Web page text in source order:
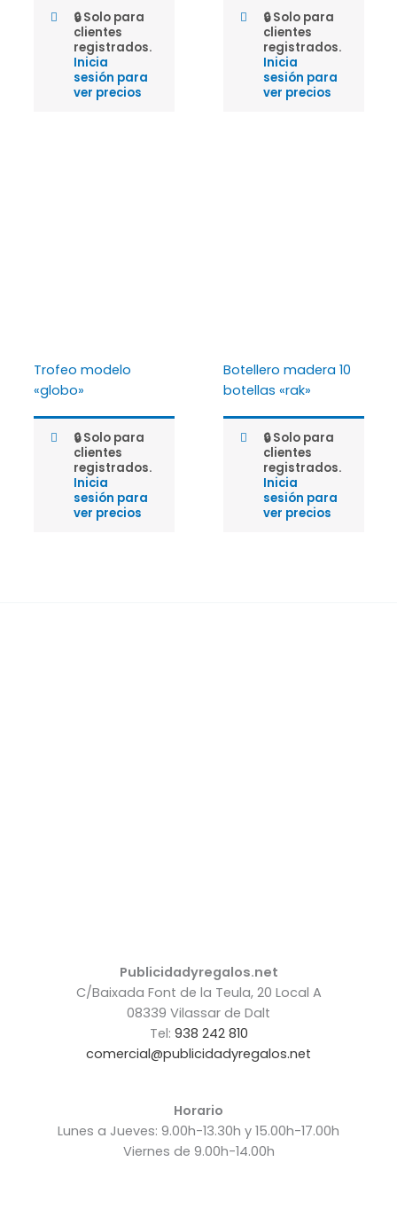
🔒 Solo para
clientes
registrados.
Inicia
sesión para
ver precios
🔒 Solo para
clientes
registrados.
Inicia
sesión para
ver precios
Trofeo modelo
«globo»
🔒 Solo para
clientes
registrados.
Inicia
sesión para
ver precios
Botellero madera 10
botellas «rak»
🔒 Solo para
clientes
registrados.
Inicia
sesión para
ver precios
Publicidadyregalos.net
C/Baixada Font de la Teula, 20 Local A
08339 Vilassar de Dalt
Tel: 938 242 810
comercial@publicidadyregalos.net
Horario
Lunes a Jueves: 9.00h-13.30h y 15.00h-17.00h
Viernes de 9.00h-14.00h